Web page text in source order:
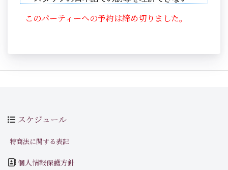
このパーティーへの予約は締め切りました。
スケジュール
特商法に関する表記
個人情報保護方針